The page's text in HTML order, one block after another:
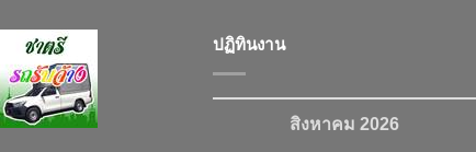
ปฏิทินงาน
สิงหาคม 2026